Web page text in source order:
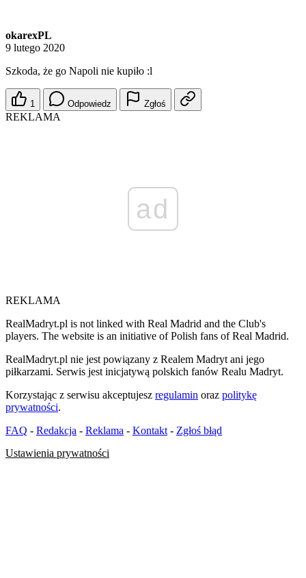
okarexPL
9 lutego 2020
Szkoda, że go Napoli nie kupiło :l
1 Odpowiedz Zgłoś
REKLAMA
ad
REKLAMA
RealMadryt.pl is not linked with Real Madrid and the Club's
players. The website is an initiative of Polish fans of Real Madrid.
RealMadryt.pl nie jest powiązany z Realem Madryt ani jego
piłkarzami. Serwis jest inicjatywą polskich fanów Realu Madryt.
Korzystając z serwisu akceptujesz regulamin oraz politykę
prywatności.
FAQ - Redakcja - Reklama - Kontakt - Zgłoś błąd
Ustawienia prywatności